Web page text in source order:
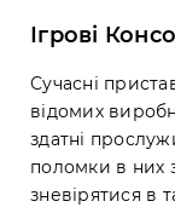
Ігрові
Сучасні
відомих
здатні
поломки в них
зневірятися в